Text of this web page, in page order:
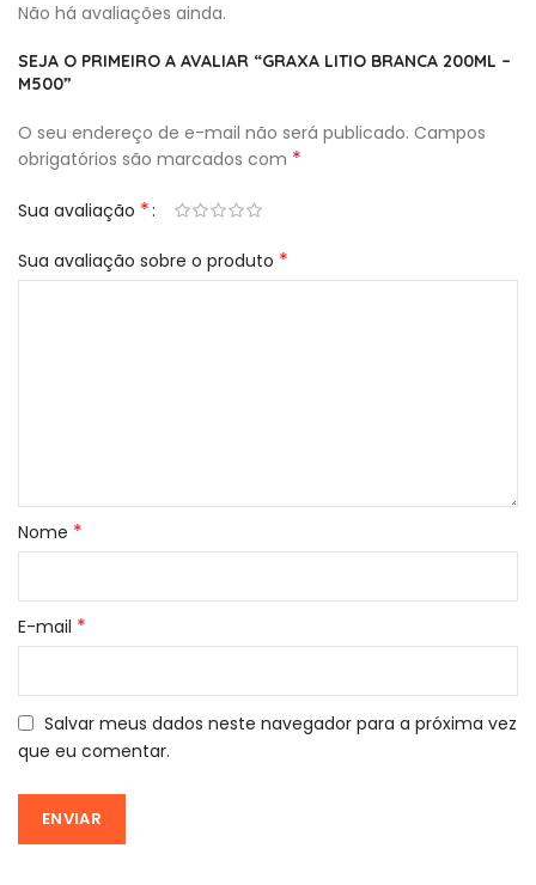
Não há avaliações ainda.
SEJA O PRIMEIRO A AVALIAR “GRAXA LITIO BRANCA 200ML –
M500”
O seu endereço de e-mail não será publicado. Campos
obrigatórios são marcados com *
Sua avaliação *
Sua avaliação sobre o produto *
Nome *
E-mail *
Salvar meus dados neste navegador para a próxima vez
que eu comentar.